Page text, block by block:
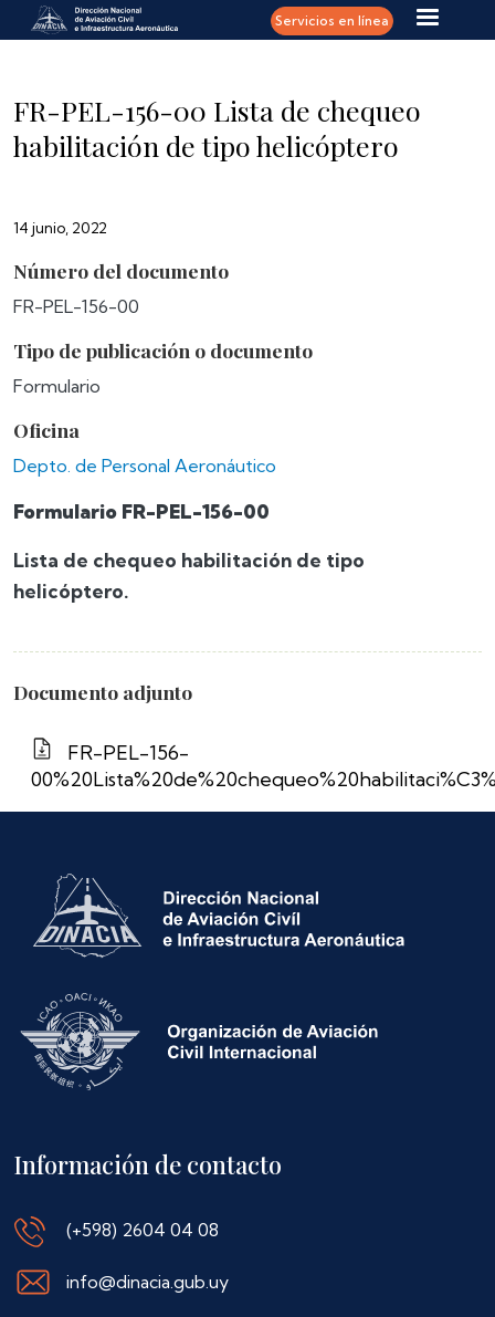
Pasar al contenido principal Servicios en línea
FR-PEL-156-00 Lista de chequeo
habilitación de tipo helicóptero
14 junio, 2022
Número del documento
FR-PEL-156-00
Tipo de publicación o documento
Formulario
Oficina
Depto. de Personal Aeronáutico
Formulario FR-PEL-156-00
Lista de chequeo habilitación de tipo
helicóptero.
Documento adjunto
FR-PEL-156-
Información de contacto
(+598) 2604 04 08
info@dinacia.gub.uy